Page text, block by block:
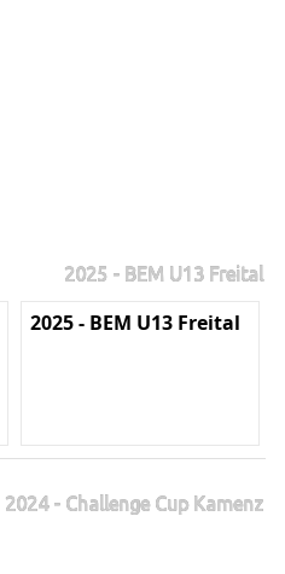
2025 - BEM U13 Freital
2025 - BEM U13 Freital
2024 - Challenge Cup Kamenz